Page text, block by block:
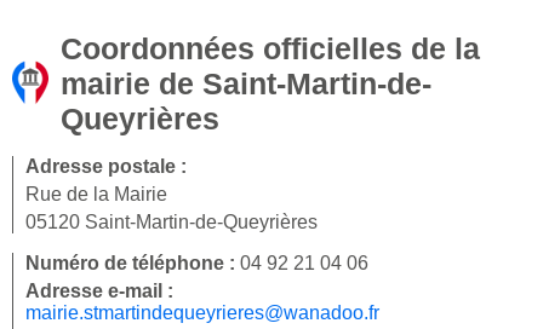
Coordonnées officielles de la
mairie de Saint-Martin-de-
Queyrières
Adresse postale :
Rue de la Mairie
05120 Saint-Martin-de-Queyrières
Numéro de téléphone : 04 92 21 04 06
Adresse e-mail :
mairie.stmartindequeyrieres@wanadoo.fr